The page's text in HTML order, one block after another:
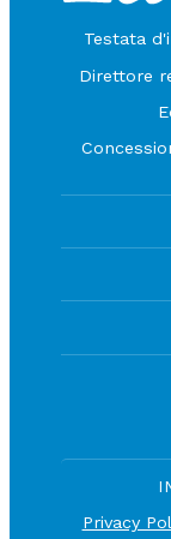
Testata
Direttore
Privacy